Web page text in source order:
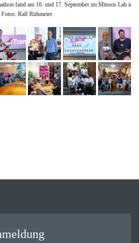
und 17. September im Mitosis Lab in Berlin